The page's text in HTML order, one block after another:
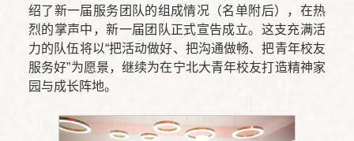
绍了新一届服务团队的组成情况（名单附后），在热
烈的掌声中，新一届团队正式宣告成立。这支充满活
力的队伍将以“把活动做好、把沟通做畅、把青年校友
服务好”为愿景，继续为在宁北大青年校友打造精神家
园与成长阵地。